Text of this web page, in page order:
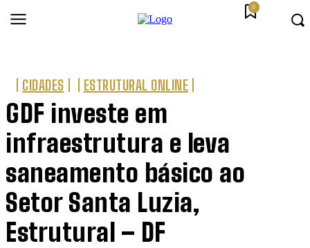
0
CIDADES ESTRUTURAL ONLINE
GDF investe em
infraestrutura e leva
saneamento básico ao
Setor Santa Luzia,
Estrutural – DF